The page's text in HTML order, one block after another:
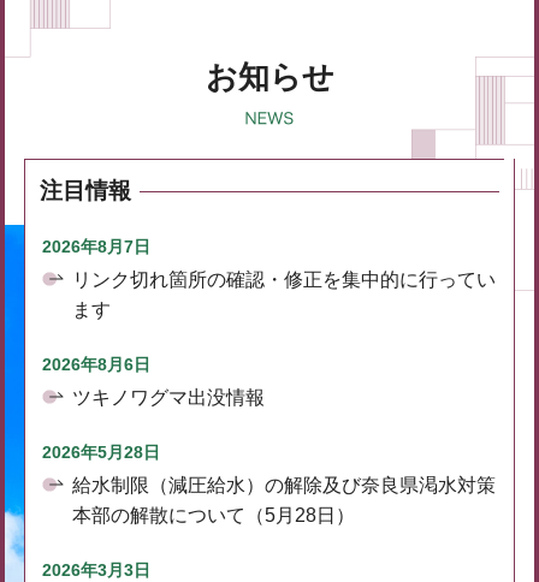
お知らせ
注目情報
2026年8月7日
リンク切れ箇所の確認・修正を集中的に行ってい
ます
2026年8月6日
ツキノワグマ出没情報
2026年5月28日
給水制限（減圧給水）の解除及び奈良県渇水対策
本部の解散について（5月28日）
2026年3月3日